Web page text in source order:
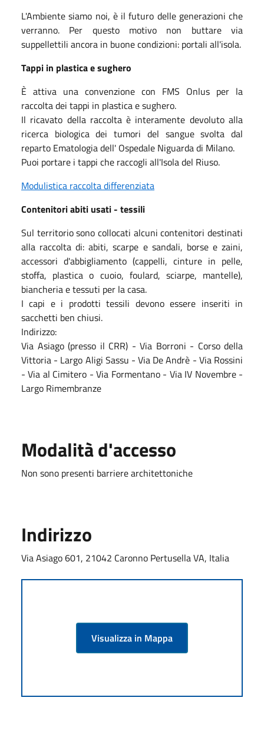
L'Ambiente siamo noi, è il futuro delle generazioni che
verranno. Per questo motivo non buttare via
suppellettili ancora in buone condizioni: portali all'isola.
Tappi in plastica e sughero
È attiva una convenzione con FMS Onlus per la
raccolta dei tappi in plastica esughero.
Il ricavato della raccolta è interamente devoluto alla
ricerca biologica dei tumori del sangue svolta dal
reparto Ematologia dell' Ospedale Niguarda di Milano.
Puoi portare i tappi che raccogli all'Isola del Riuso.
Modulistica raccolta differenziata
Contenitori abiti usati- tessili
Sul territorio sono collocati alcuni contenitori destinati
alla raccolta di: abiti, scarpe e sandali, borse e zaini,
accessori d'abbigliamento (cappelli, cinture in pelle,
stoffa, plastica o cuoio, foulard, sciarpe, mantelle),
biancheria e tessuti per la casa.
I capi e i prodotti tessili devono essere inseriti in
sacchetti ben chiusi.
Indirizzo:
Via Asiago (presso il CRR) - Via Borroni - Corso della
Vittoria - Largo Aligi Sassu - Via De Andrè - Via Rossini
- Via al Cimitero - Via Formentano - Via IV Novembre -
Largo Rimembranze
Modalità d'accesso
Non sono presenti barriere architettoniche
Indirizzo
Via Asiago 601, 21042 Caronno Pertusella VA, Italia
Visualizza in Mappa